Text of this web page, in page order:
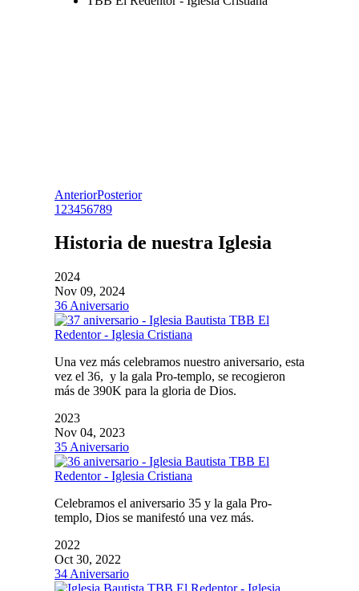
AnteriorPosterior
1 23456789
Historia de nuestra Iglesia
2024
Nov 09, 2024
36 Aniversario
Una vez más celebramos nuestro aniversario, esta
vez el 36, y la gala Pro-templo, se recogieron
más de 390K para la gloria de Dios.
2023
Nov 04, 2023
35 Aniversario
Celebramos el aniversario 35 y la gala Pro-
templo, Dios se manifestó una vez más.
2022
Oct 30, 2022
34 Aniversario